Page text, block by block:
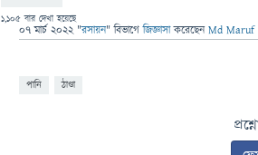
1,105 বার দেখা হয়েছে
07 মার্চ 2022 "রসায়ন" বিভাগে জিজ্ঞাসাকরেছেনMd Maruf
পানি ঠাণ্ডা